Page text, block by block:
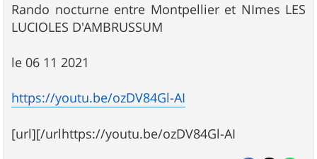
s
s
a
Rando nocturne entre Montpellier et NImes LES
LUCIOLES D'AMBRUSSUM
le 06 11 2021
https://youtu.be/ozDV84Gl-AI
[url][/urlhttps://youtu.be/ozDV84Gl-AI